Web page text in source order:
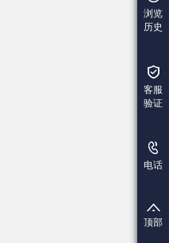
浏览
历史
客服
验证
电话
顶部